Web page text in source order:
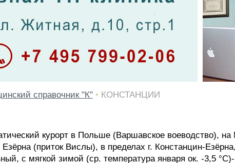
справочник "К" • КОНСТАНЦИИ
курорт в Польше (Варшавское воеводство), на
(приток Вислы), в пределах г. Констанцин-
с мягкой зимой (ср. температура января ок. -3,5